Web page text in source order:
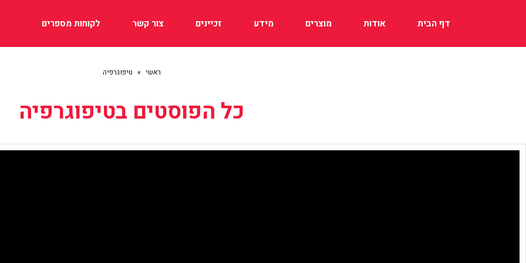
דף הבית אודות מוצרים מידע זכיינים צור קשר לקוחות מספרים
ראשי » טיפוגרפיה
כל הפוסטים בטיפוגרפיה